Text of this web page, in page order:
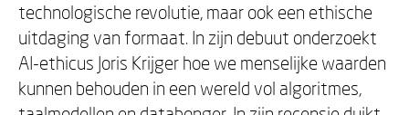
technologische revolutie, maar ook een ethische
uitdaging van formaat. In zijn debuut onderzoekt
AI-ethicus Joris Krijger hoe we menselijke waarden
kunnen behouden in een wereld vol algoritmes,